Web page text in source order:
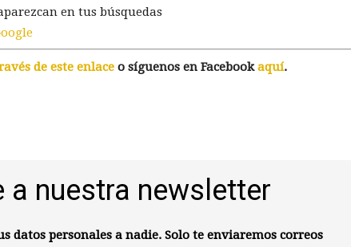
en tus búsquedas
de este enlace o síguenos en Facebookaquí.
a nuestra newsletter
datos personales a nadie. Solo te enviaremos correos